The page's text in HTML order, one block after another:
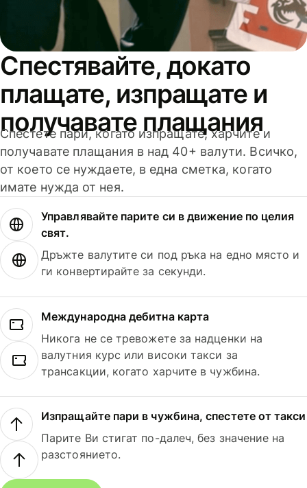
Спестявайте, докато
плащате, изпращате и
получавате плащания
Спестете пари, когато изпращате, харчите и
получавате плащания в над 40+ валути. Всичко,
от което се нуждаете, в една сметка, когато
имате нужда от нея.
Управлявайте парите си в движение по целия
свят.
Дръжте валутите си под ръка на едно място и
ги конвертирайте за секунди.
Международна дебитна карта
Никога не се тревожете за надценки на
валутния курс или високи такси за
трансакции, когато харчите в чужбина.
Изпращайте пари в чужбина, спестете от такси
Парите Ви стигат по-далеч, без значение на
разстоянието.